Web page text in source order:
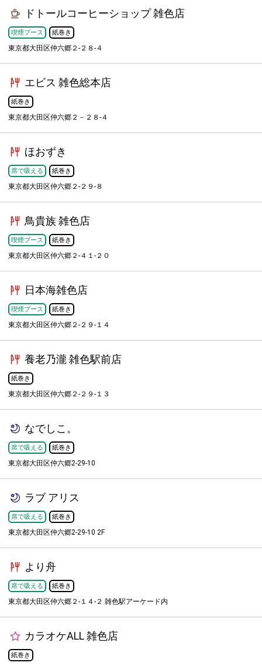
ドトールコーヒーショップ 雑色店
喫煙ブース 紙巻き
東京都大田区仲六郷２-２８-４
エビス 雑色総本店
紙巻き
東京都大田区仲六郷２－２８-４
ほおずき
席で吸える 紙巻き
東京都大田区仲六郷２-２９-８
鳥貴族 雑色店
喫煙ブース 紙巻き
東京都大田区仲六郷２-４１-２０
日本海雑色店
喫煙ブース 紙巻き
東京都大田区仲六郷２-２９-１４
養老乃瀧 雑色駅前店
紙巻き
東京都大田区仲六郷２-２９-１３
なでしこ。
席で吸える 紙巻き
東京都大田区仲六郷2-29-10
ラブ アリス
席で吸える 紙巻き
東京都大田区仲六郷2-29-10 2F
より舟
席で吸える 紙巻き
東京都大田区仲六郷２-１４-２ 雑色駅アーケード内
カラオケALL 雑色店
紙巻き